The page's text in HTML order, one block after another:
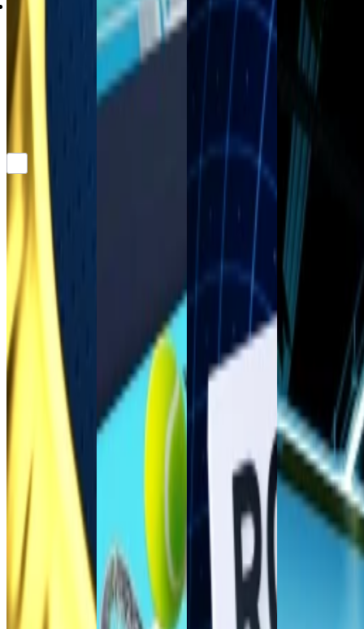
Privacidade
Suas opções de privacidade
©2026 Roblox Corporation. Roblox, o logotipo Roblox e Powering Imagination estão entre nossas marcas
registradas e não registradas nos EUA e outros países.